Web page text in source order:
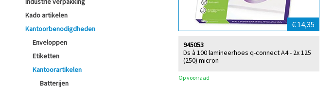
Kado artikelen
Kantoorbenodigdheden
Enveloppen
Etiketten
Kantoorartikelen
Batterijen
€ 14,35
Ds à 100 lamineerhoes q-connect A4 - 2x 125
(250) micron
945053
Op voorraad